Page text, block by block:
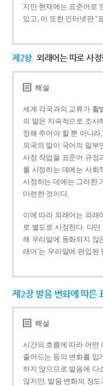
지만 현재에는 표준어로
있고, 이 또한 인터넷판 “
제2항 외래어는 따로 사정
해설
세계 각국과의 교류가 활
의 말은 지속적으로 조사
정해 주어야 할 뿐 아니
외국의 말이 국어의 일부
사정 작업을 표준어 규정
를 사정하는 데에는 사회
사정하는 데에는 그러한
마련한 것이다.
이에 따라 외래어는 외래
로 별도로 사정한다. 다만
해 우리말에 동화되지 않
래어’는 우리말에 편입된
제2장 발음 변화에 따른
해설
시간의 흐름에 따라 어떤
줄어드는 등의 변화를 입
하지 않으므로 발음에 다
않지만, 발음 변화의 정